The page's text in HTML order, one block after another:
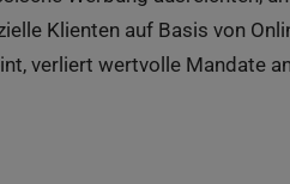
Klienten auf Basis von
verliert wertvolle Mandate